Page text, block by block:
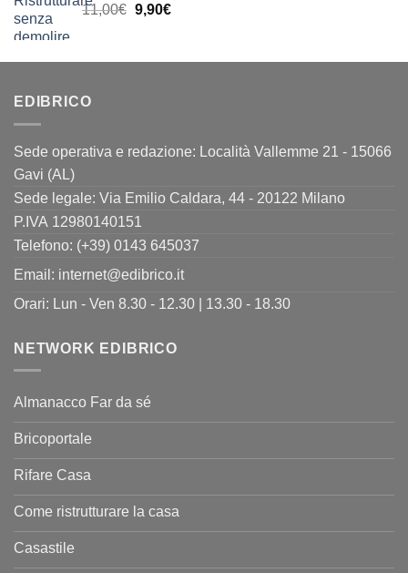
era:
11,00€ Il
era:
9,90€Il
è:
EDIBRICO
Sede operativa e redazione: Località Vallemme 21 - 15066
Gavi (AL)
Sede legale: Via Emilio Caldara, 44 - 20122 Milano
P.IVA 12980140151
Telefono: (+39) 0143 645037
Email: internet@edibrico.it
Orari: Lun - Ven 8.30 - 12.30 | 13.30 - 18.30
NETWORK EDIBRICO
Almanacco Far da sé
Bricoportale
Rifare Casa
Come ristrutturare la casa
Casastile